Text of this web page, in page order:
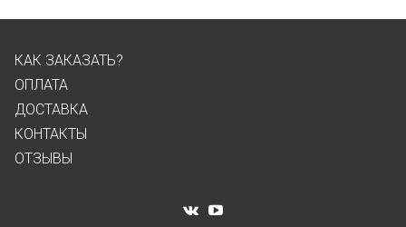
КАК ЗАКАЗАТЬ?
ОПЛАТА
ДОСТАВКА
КОНТАКТЫ
ОТЗЫВЫ